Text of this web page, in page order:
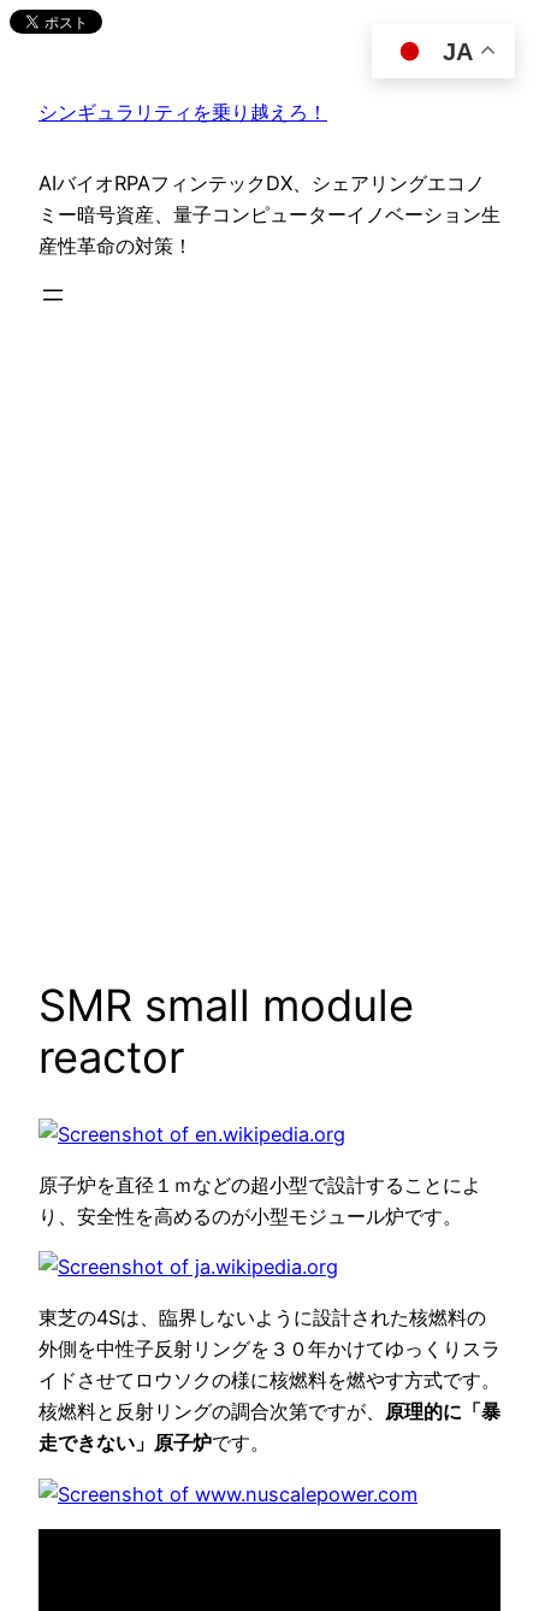
内
ス
ッ
プ
シンギュラリティを乗り越えろ！
AIバイオRPAフィンテックDX、シェアリングエコノ
ミー暗号資産、量子コンピューターイノベーション生
産性革命の対策！
SMR small module
reactor
原子炉を直径１ｍなどの超小型で設計することによ
り、安全性を高めるのが小型モジュール炉です。
東芝の4Sは、臨界しないように設計された核燃料の
外側を中性子反射リングを３０年かけてゆっくりスラ
イドさせてロウソクの様に核燃料を燃やす方式です。
核燃料と反射リングの調合次第ですが、 原理的に「暴
走できない」原子炉です。
JA